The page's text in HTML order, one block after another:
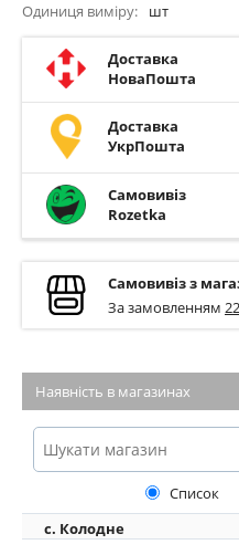
Одиниця виміру
шт
Доставка
НоваПошта
Доставка
УкрПошта
Самовивіз
Rozetka
Самовивіз з
За замовленням 22
Наявність в магазинах
Список
с. Колодне